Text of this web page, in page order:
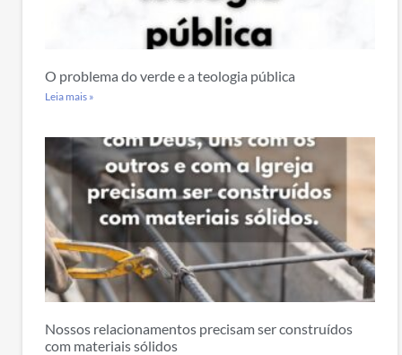
O problema do verde e a teologia pública
Leia mais »
Nossos relacionamentos precisam ser construídos
com materiais sólidos